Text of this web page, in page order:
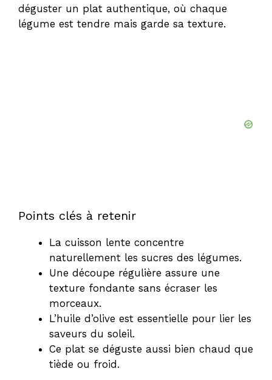
déguster un plat authentique, où chaque
légume est tendre mais garde sa texture.
Points clés à retenir
La cuisson lente concentre
naturellement les sucres des légumes.
Une découpe régulière assure une
texture fondante sans écraser les
morceaux.
L’huile d’olive est essentielle pour lier les
saveurs du soleil.
Ce plat se déguste aussi bien chaud que
tiède ou froid.